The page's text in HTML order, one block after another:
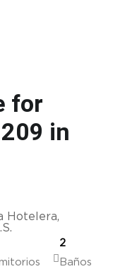
for
in
Hotelera,
2
Baños